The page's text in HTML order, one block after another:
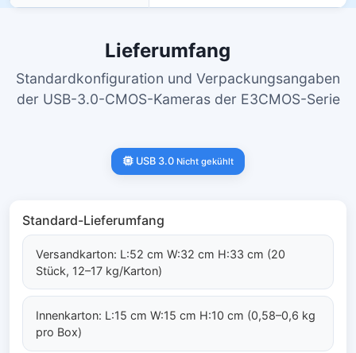
Lieferumfang
Standardkonfiguration und Verpackungsangaben
der USB-3.0-CMOS-Kameras der E3CMOS-Serie
USB 3.0 Nicht gekühlt
Standard-Lieferumfang
Versandkarton: L:52 cm W:32 cm H:33 cm (20
Stück, 12–17 kg/Karton)
Innenkarton: L:15 cm W:15 cm H:10 cm (0,58–0,6 kg
pro Box)